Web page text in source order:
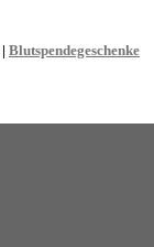
| Blutspendegeschenke